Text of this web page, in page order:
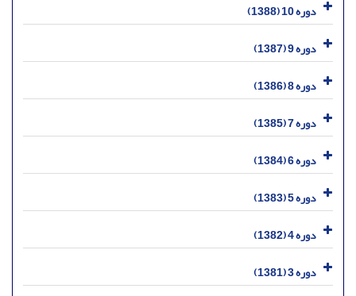
دوره 10 (1388)
دوره 9 (1387)
دوره 8 (1386)
دوره 7 (1385)
دوره 6 (1384)
دوره 5 (1383)
دوره 4 (1382)
دوره 3 (1381)